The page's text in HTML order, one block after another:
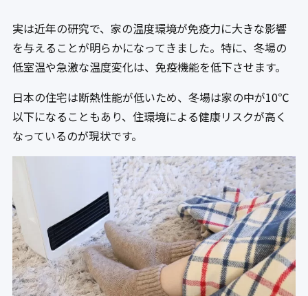
実は近年の研究で、家の温度環境が免疫力に大きな影響
を与えることが明らかになってきました。特に、冬場の
低室温や急激な温度変化は、免疫機能を低下させます。
日本の住宅は断熱性能が低いため、冬場は家の中が10℃
以下になることもあり、住環境による健康リスクが高く
なっているのが現状です。